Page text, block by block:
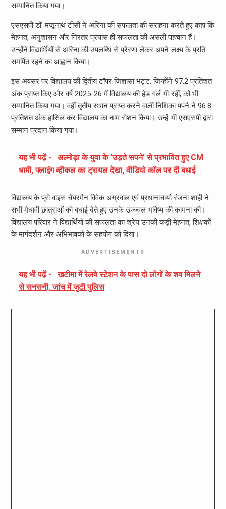
सम्मानित किया गया।
एसएसपी डॉ. मंजूनाथ टीसी ने अरिना की सफलता की सराहना करते हुए कहा कि
मेहनत, अनुशासन और निरंतर प्रयास ही सफलता की असली पहचान हैं।
उन्होंने विद्यार्थियों से अरिना की उपलब्धि से प्रेरणा लेकर अपने लक्ष्य के प्रति
समर्पित रहने का आह्वान किया।
इस अवसर पर विद्यालय की द्वितीय टॉपर जिज्ञासा भट्ट, जिन्होंने 97.2 प्रतिशत
अंक प्राप्त किए और वर्ष 2025-26 में विद्यालय की हेड गर्ल भी रहीं, को भी
सम्मानित किया गया। वहीं तृतीय स्थान प्राप्त करने वाली निशिका पपनै ने 96.8
प्रतिशत अंक हासिल कर विद्यालय का नाम रोशन किया। उन्हें भी एसएसपी द्वारा
सम्मान प्रदान किया गया।
यह भी पढ़ें -
अल्मोड़ा के युवा के ‘उड़ते सपने’ से प्रभावित हुए CM
धामी, फ्लाइंग व्हीकल का ट्रायल देखा, वीडियो कॉल पर दी बधाई
विद्यालय के प्रो वाइस चेयरमैन विवेक अग्रवाल एवं प्रधानाचार्या रंजना शाही ने
सभी मेधावी छात्राओं को बधाई देते हुए उनके उज्ज्वल भविष्य की कामना की।
विद्यालय परिवार ने विद्यार्थियों की सफलता का श्रेय उनकी कड़ी मेहनत, शिक्षकों
के मार्गदर्शन और अभिभावकों के सहयोग को दिया।
ADVERTISEMENTS
यह भी पढ़ें -
खटीमा में रेलवे स्टेशन के पास दो लोगों के शव मिलने
से सनसनी, जांच में जुटी पुलिस